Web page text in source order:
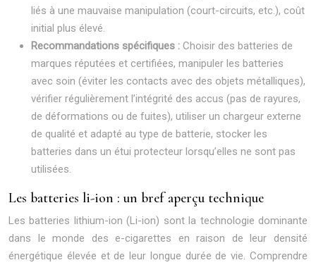
liés à une mauvaise manipulation (court-circuits, etc.), coût
initial plus élevé.
Recommandations spécifiques : Choisir des batteries de
marques réputées et certifiées, manipuler les batteries
avec soin (éviter les contacts avec des objets métalliques),
vérifier régulièrement l’intégrité des accus (pas de rayures,
de déformations ou de fuites), utiliser un chargeur externe
de qualité et adapté au type de batterie, stocker les
batteries dans un étui protecteur lorsqu’elles ne sont pas
utilisées.
Les batteries li-ion : un bref aperçu technique
Les batteries lithium-ion (Li-ion) sont la technologie dominante
dans le monde des e-cigarettes en raison de leur densité
énergétique élevée et de leur longue durée de vie. Comprendre